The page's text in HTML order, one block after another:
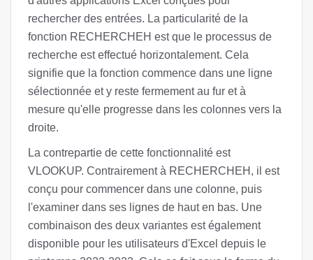
rechercher des entrées. La particularité de la
fonction RECHERCHEH est que le processus de
recherche est effectué horizontalement. Cela
signifie que la fonction commence dans une ligne
sélectionnée et y reste fermement au fur et à
mesure qu'elle progresse dans les colonnes vers la
droite.
La contrepartie de cette fonctionnalité est
VLOOKUP. Contrairement à RECHERCHEH, il est
conçu pour commencer dans une colonne, puis
l'examiner dans ses lignes de haut en bas. Une
combinaison des deux variantes est également
disponible pour les utilisateurs d'Excel depuis le